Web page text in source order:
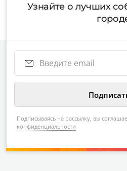
Узнайте о лучших
Подписываясь на рассылку, вы
конфиденциальности